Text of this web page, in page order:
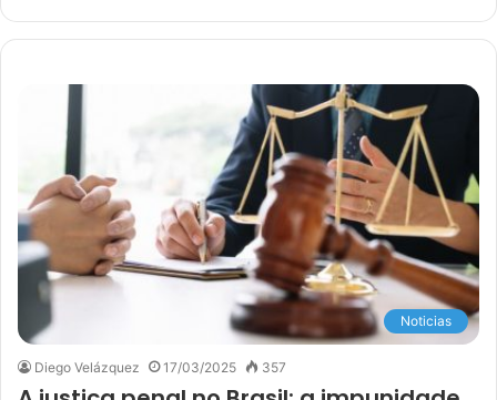
Noticias
Diego Velázquez 17/03/2025 357